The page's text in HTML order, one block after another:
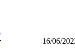
16/06/